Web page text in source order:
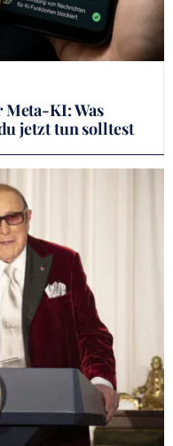
KI: Was
jetzt tun solltest